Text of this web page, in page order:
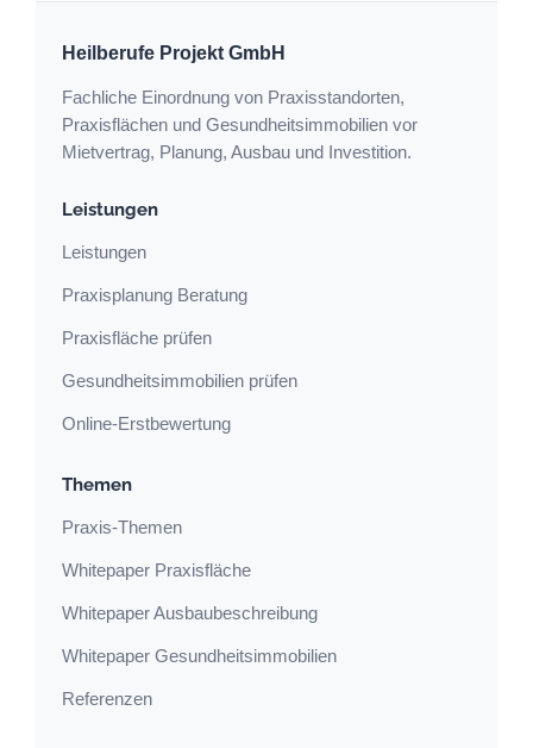
Heilberufe Projekt GmbH
Fachliche Einordnung von Praxisstandorten,
Praxisflächen und Gesundheitsimmobilien vor
Mietvertrag, Planung, Ausbau und Investition.
Leistungen
Leistungen
Praxisplanung Beratung
Praxisfläche prüfen
Gesundheitsimmobilien prüfen
Online-Erstbewertung
Themen
Praxis-Themen
Whitepaper Praxisfläche
Whitepaper Ausbaubeschreibung
Whitepaper Gesundheitsimmobilien
Referenzen